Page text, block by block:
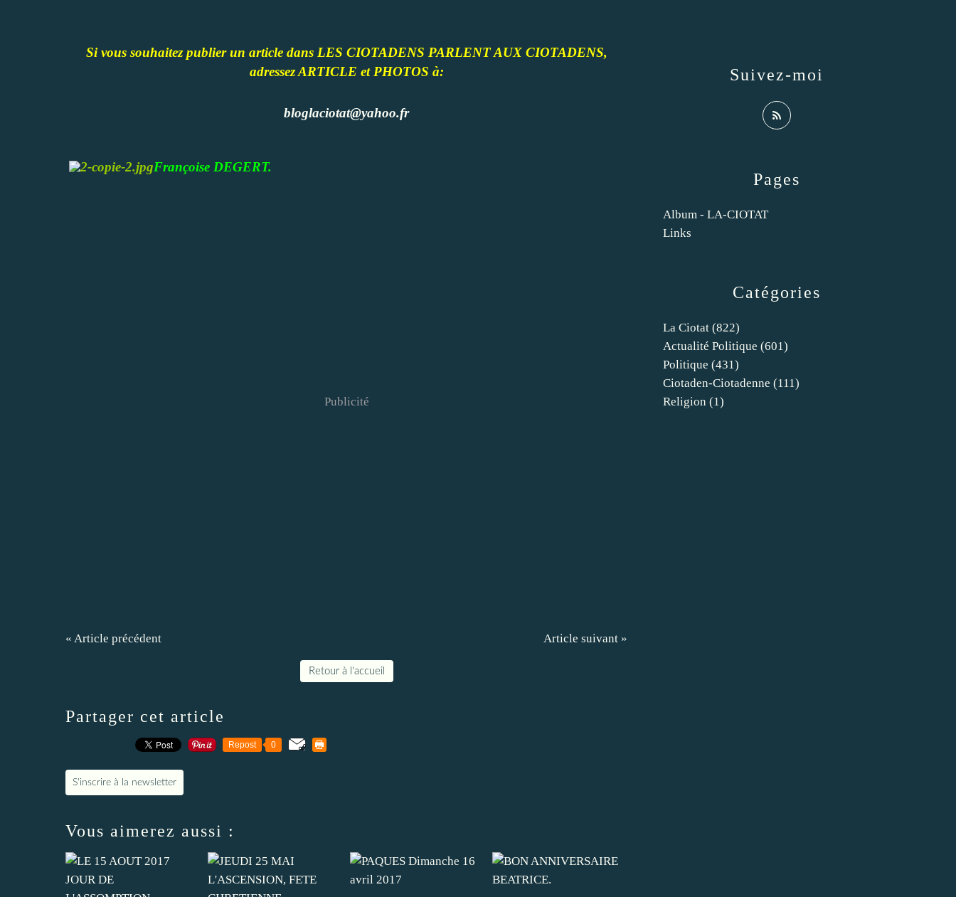
Si vous souhaitez publier un article dans LES CIOTADENS PARLENT AUX CIOTADENS,
adressez ARTICLE et PHOTOS à:
bloglaciotat@yahoo.fr
Françoise DEGERT.
Publicité
« Article précédent Article suivant »
Retour à l'accueil
Partager cet article
Repost 0
S'inscrire à la newsletter
Vous aimerez aussi :
Catégories
La Ciotat (822)
Actualité Politique (601)
Politique (431)
Ciotaden-Ciotadenne (111)
Religion (1)
Pages
Album - LA-CIOTAT
Links
Suivez-moi